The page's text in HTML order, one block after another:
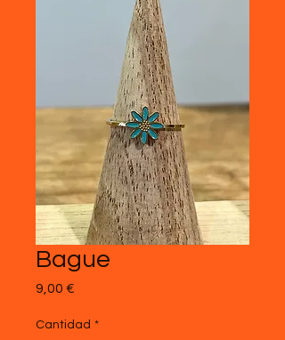
Bague
9,00 €
Cantidad *